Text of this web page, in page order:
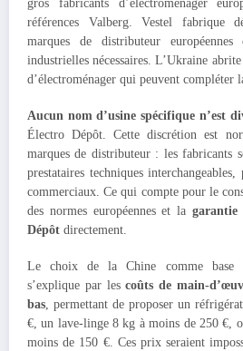
gros fabricants d’électroménager
références Valberg. Vestel fabrique
marques de distributeur européennes
industrielles nécessaires. L’Ukraine
d’électroménager qui peuvent compléter
Aucun nom d’usine spécifique n’est
Électro Dépôt. Cette discrétion est
marques de distributeur : les fabricants
prestataires techniques
commerciaux. Ce qui compte pour le
des normes européennes et la garantie
Dépôt directement.
Le choix de la Chine comme base
s’explique par lescoûts de main-
bas, permettant de proposer un
€, un lave-linge 8 kg à moins de 250 €,
moins de 150 €. Ces prix seraient